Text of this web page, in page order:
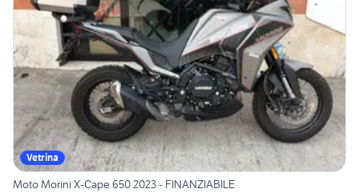
Vetrina
Moto Morini X-Cape 650 2023 - FINANZIABILE